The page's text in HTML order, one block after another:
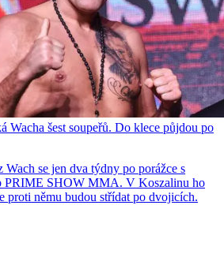
Wacha šest soupeřů. Do klece půjdou po
Wach se jen dva týdny po porážce s
PRIME SHOW MMA. V Koszalinu ho
proti němu budou střídat po dvojicích.